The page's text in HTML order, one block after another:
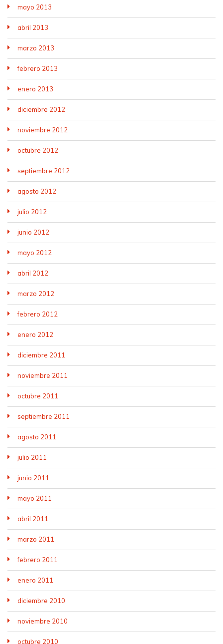
mayo 2013
abril 2013
marzo 2013
febrero 2013
enero 2013
diciembre 2012
noviembre 2012
octubre 2012
septiembre 2012
agosto 2012
julio 2012
junio 2012
mayo 2012
abril 2012
marzo 2012
febrero 2012
enero 2012
diciembre 2011
noviembre 2011
octubre 2011
septiembre 2011
agosto 2011
julio 2011
junio 2011
mayo 2011
abril 2011
marzo 2011
febrero 2011
enero 2011
diciembre 2010
noviembre 2010
octubre 2010